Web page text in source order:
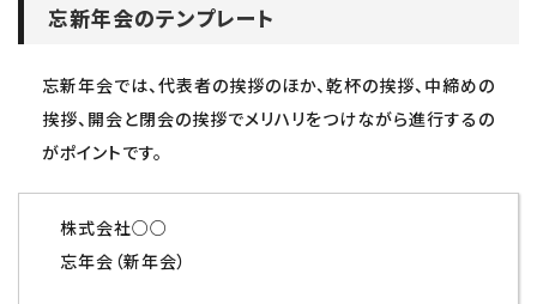
忘新年会のテンプレート
忘新年会では、代表者の挨拶のほか、乾杯の挨拶、中締めの
挨拶、開会と閉会の挨拶でメリハリをつけながら進行するの
がポイントです。
株式会社○○
忘年会（新年会）